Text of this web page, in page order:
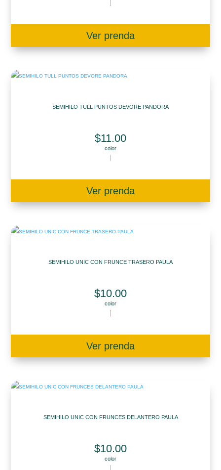
Ver prenda
SEMIHILO TULL PUNTOS DEVORE PANDORA
$11.00
color
Ver prenda
SEMIHILO UNIC CON FRUNCE TRASERO PAULA
$10.00
color
Ver prenda
SEMIHILO UNIC CON FRUNCES DELANTERO PAULA
$10.00
color